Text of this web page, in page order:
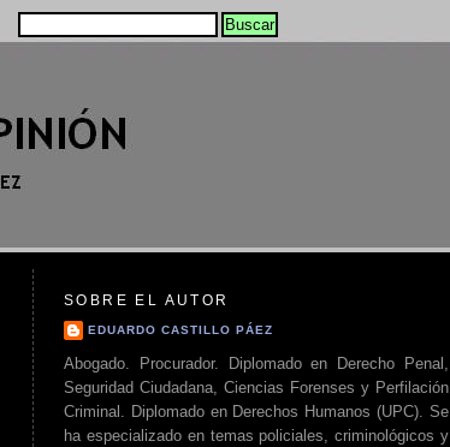
SOBRE EL AUTOR
EDUARDO CASTILLO PÁEZ
Abogado. Procurador. Diplomado en Derecho Penal,
Seguridad Ciudadana, Ciencias Forenses y Perfilación
Criminal. Diplomado en Derechos Humanos (UPC). Se
ha especializado en temas policiales, criminológicos y